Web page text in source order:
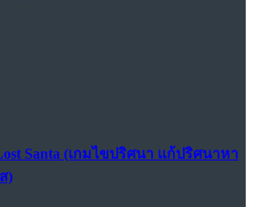
Santa (เกมไขปริศนา แก้ปริศนาหา
)